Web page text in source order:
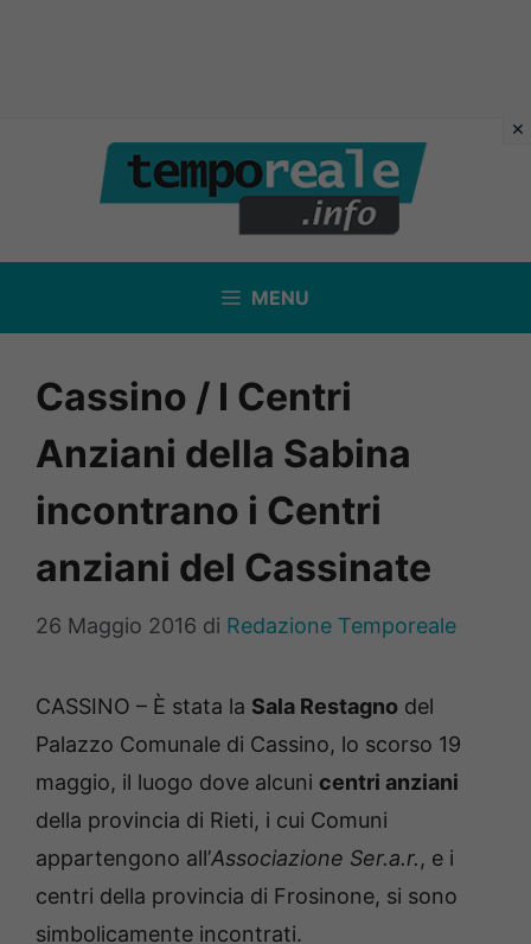
contenuto
MENU
Cassino / I Centri
Anziani della Sabina
incontrano i Centri
anziani del Cassinate
26 Maggio 2016 di Redazione Temporeale
CASSINO – È stata la Sala Restagno del
Palazzo Comunale di Cassino, lo scorso 19
maggio, il luogo dove alcuni centri anziani
della provincia di Rieti, i cui Comuni
appartengono all’Associazione Ser.a.r., e i
centri della provincia di Frosinone, si sono
simbolicamente incontrati.